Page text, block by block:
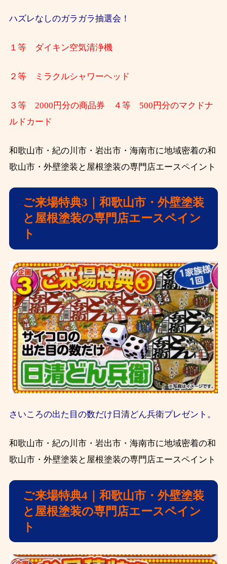
ハズレなしのガラガラ抽選会！
１等 ダイキン空気清浄機
２等 ミラクルシャワーヘッド
３等 2000円分の商品券 ４等 500円分のマクドナ
ルドカード
和歌山市・紀の川市・岩出市・海南市に地域密着の和
歌山市・外壁塗装と屋根塗装の専門店エースペイント
ご来場特典3｜和歌山市・外壁塗装
と屋根塗装の専門店エースペイン
ト
さいころの出た目の数だけ日清どん兵衛プレゼント。
和歌山市・紀の川市・岩出市・海南市に地域密着の和
歌山市・外壁塗装と屋根塗装の専門店エースペイント
ご来場特典4｜和歌山市・外壁塗装
と屋根塗装の専門店エースペイン
ト